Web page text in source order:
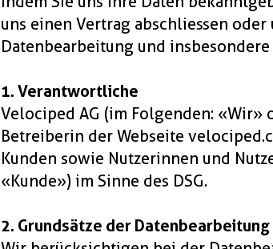
uns einen Vertrag abschliessen
Datenbearbeitung und
1. Verantwortliche
Velociped AG (im Folgenden:
Betreiberin der Webseite
Kunden sowie Nutzerinnen und
«Kunde») im Sinne des DSG.
2. Grundsätze der Datenbearbeitung